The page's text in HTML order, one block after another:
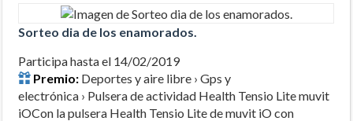
Sorteo dia de los enamorados.
Participa hasta el 14/02/2019
Premio: Deportes y aire libre › Gps y
electrónica › Pulsera de actividad Health Tensio Lite muvit
iOCon la pulsera Health Tensio Lite de muvit iO con